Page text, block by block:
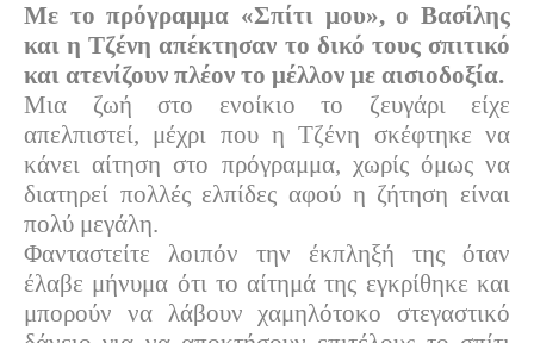
Με το πρόγραμμα «Σπίτι μου», ο Βασίλης
και η Τζένη απέκτησαν το δικό τους σπιτικό
και ατενίζουν πλέον το μέλλον με αισιοδοξία.
Μια ζωή στο ενοίκιο το ζευγάρι είχε
απελπιστεί, μέχρι που η Τζένη σκέφτηκε να
κάνει αίτηση στο πρόγραμμα, χωρίς όμως να
διατηρεί πολλές ελπίδες αφού η ζήτηση είναι
πολύ μεγάλη.
Φανταστείτε λοιπόν την έκπληξή της όταν
έλαβε μήνυμα ότι το αίτημά της εγκρίθηκε και
μπορούν να λάβουν χαμηλότοκο στεγαστικό